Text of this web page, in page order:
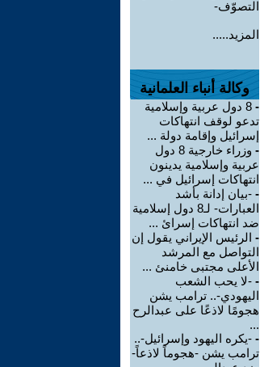
التصوّف-
المزيد.....
وكالة أنباء العلمانية
-
8 دول عربية وإسلامية
تدعو لوقف انتهاكات
إسرائيل وإقامة دولة ...
-
وزراء خارجية 8 دول
عربية وإسلامية يدينون
انتهاكات إسرائيل في ...
- -بيان إدانة بأشد
العبارات- لـ8 دول إسلامية
ضد انتهاكات إسرائ ...
- الرئيس الإيراني يقول إن
التواصل مع المرشد
الأعلى مجتبى خامنئ ...
- -لا يحب الشعب
اليهودي-.. ترامب يشن
هجومًا لاذعًا على عبدالرح
...
- -يكره اليهود وإسرائيل-..
ترامب يشن -هجوماً لاذعاً-